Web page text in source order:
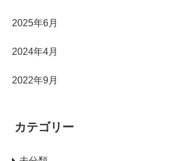
2025年6月
2024年4月
2022年9月
カテゴリー